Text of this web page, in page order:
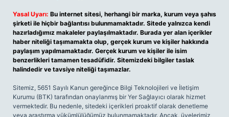
Yasal Uyarı: Bu internet sitesi, herhangi bir marka, kurum veya şahıs
şirketi ile hiçbir bağlantısı bulunmamaktadır. Sitede yalnızca kendi
hazırladığımız makaleler paylaşılmaktadır. Burada yer alan içerikler
haber niteliği taşımamakta olup, gerçek kurum ve kişiler hakkında
paylaşım yapılmamaktadır. Gerçek kurum ve kişiler ile isim
benzerlikleri tamamen tesadüfidir. Sitemizdeki bilgiler taslak
halindedir ve tavsiye niteliği taşımazlar.
Sitemiz, 5651 Sayılı Kanun gereğince Bilgi Teknolojileri ve İletişim
Kurumu (BTK) tarafından onaylanmış bir Yer Sağlayıcı olarak hizmet
vermektedir. Bu nedenle, sitedeki içerikleri proaktif olarak denetleme
veya araştırma yükümlülüğümüz bulunmamaktadır. Ancak, üyelerimiz